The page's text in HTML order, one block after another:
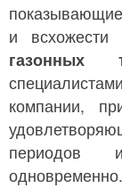
и
газонных
компании,
периодов
одновременно.